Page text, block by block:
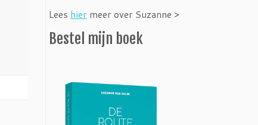
Lees hier meer over Suzanne >
Bestel mijn boek